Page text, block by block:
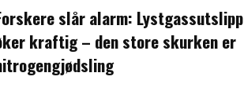
slår alarm: Lystgassutslipp
kraftig – den store skurken er